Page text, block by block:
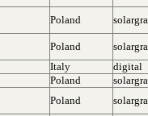
Poland
Poland
Italy
digital
Poland
Poland